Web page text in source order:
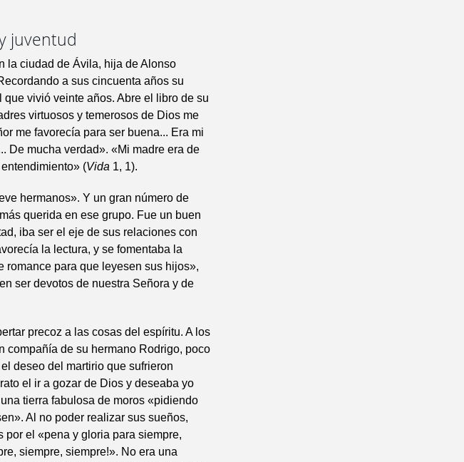
juventud
la ciudad de Ávila, hija de Alonso
a sus cincuenta años su
vivió veinte años. Abre el libro de su
virtuosos y temerosos de Dios me
me favorecía para ser buena... Era mi
De mucha verdad». «Mi madre era de
(Vida 1, 1).
hermanos». Y un gran número de
querida en ese grupo. Fue un buen
iba ser el eje de sus relaciones con
la lectura, y se fomentaba la
romance para que leyesen sus hijos»,
ser devotos de nuestra Señora y de
precoz a las cosas del espíritu. A los
compañía de su hermano Rodrigo, poco
deseo del martirio que sufrieron
el ir a gozar de Dios y deseaba yo
tierra fabulosa de moros «pidiendo
Al no poder realizar sus sueños,
el «pena y gloria para siempre,
siempre, siempre!». No era una